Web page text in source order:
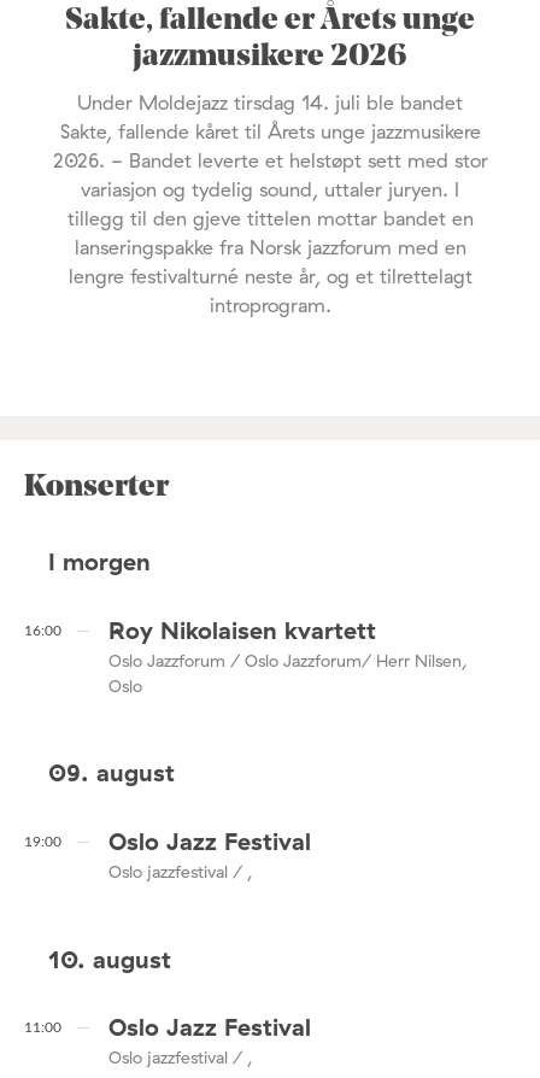
Sakte, fallende er Årets unge
jazzmusikere 2026
Under Moldejazz tirsdag 14. juli ble bandet
Sakte, fallende kåret til Årets unge jazzmusikere
2026. - Bandet leverte et helstøpt sett med stor
variasjon og tydelig sound, uttaler juryen. I
tillegg til den gjeve tittelen mottar bandet en
lanseringspakke fra Norsk jazzforum med en
lengre festivalturné neste år, og et tilrettelagt
introprogram.
Konserter
I morgen
16:00 Roy Nikolaisen kvartett
Oslo Jazzforum / Oslo Jazzforum/ Herr Nilsen,
Oslo
09. august
19:00 Oslo Jazz Festival
Oslo jazzfestival / ,
10. august
11:00 Oslo Jazz Festival
Oslo jazzfestival / ,